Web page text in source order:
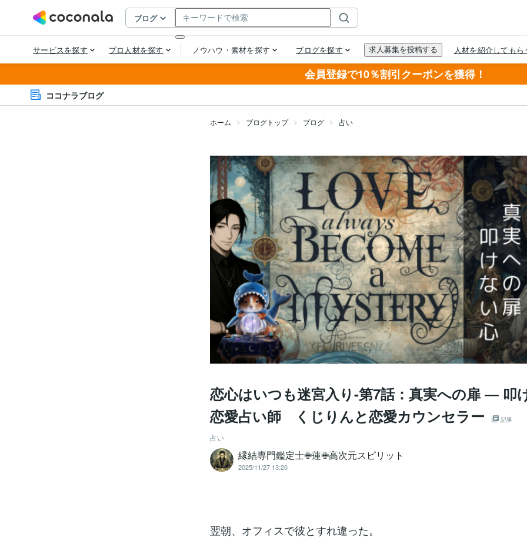
会員登録で10％割引クーポンを獲得！
ココナラブログ
ホーム ブログトップ ブログ 占い
恋心はいつも迷宮入り-第7話：真実への扉 ― 叩
恋愛占い師 くじりんと恋愛カウンセラー
記事
占い
縁結専門鑑定士✙蓮✙高次元スピリット
2025/11/27 13:20
翌朝、オフィスで彼とすれ違った。